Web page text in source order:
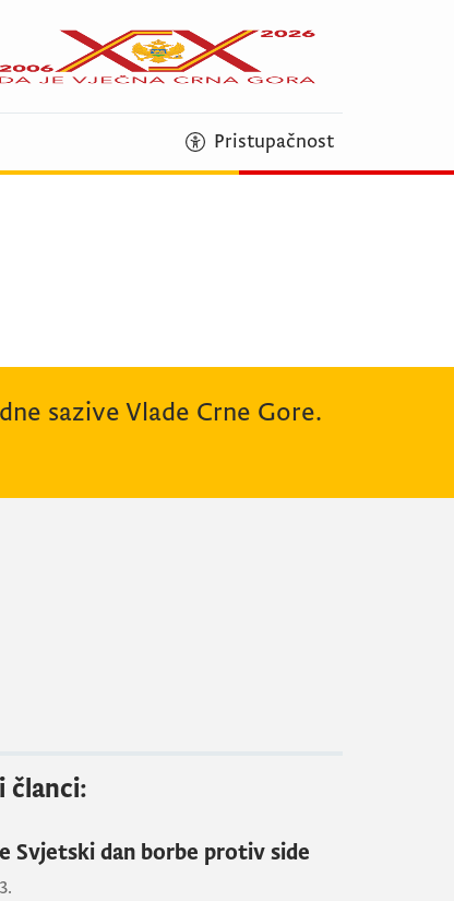
Pristupačnost
sazive Vlade Crne Gore.
članci:
Svjetski dan borbe protiv side